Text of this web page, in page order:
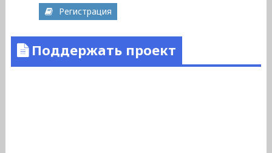
Регистрация
Поддержать проект